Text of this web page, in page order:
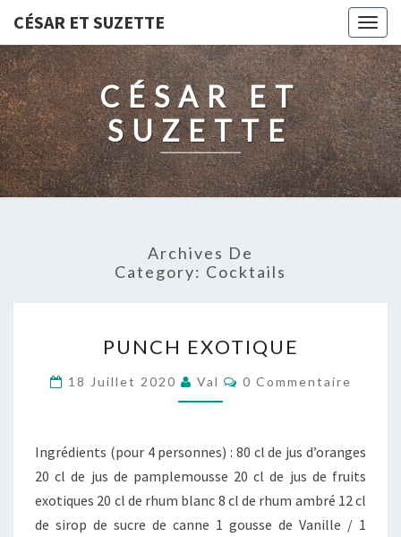
CÉSAR ET SUZETTE
CÉSAR ET
SUZETTE
Archives De
Category: Cocktails
EXOTIQUE
PUNCH EXOTIQUE
18 Juillet 2020 Val Commentaires
0 Commentaire
Ingrédients (pour 4 personnes) : 80 cl de jus d’oranges
20 cl de jus de pamplemousse 20 cl de jus de fruits
exotiques 20 cl de rhum blanc 8 cl de rhum ambré 12 cl
de sirop de sucre de canne 1 gousse de Vanille / 1